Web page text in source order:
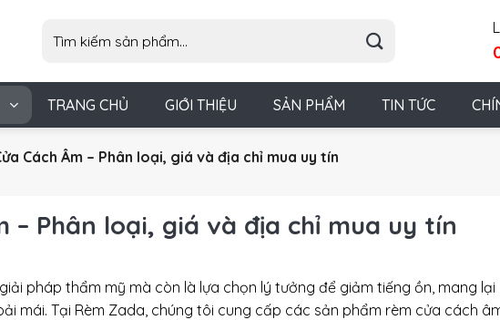
kiếm:
TRANG CHỦ GIỚI THIỆU SẢN PHẨM TIN TỨC
Cách Âm – Phân loại, giá và địa chỉ mua uy tín
– Phân loại, giá và địa chỉ mua uy tín
pháp thẩm mỹ mà còn là lựa chọn lý tưởng để giảm tiếng ồn, mang lại
mái. Tại Rèm Zada , chúng tôi cung cấp các sản phẩm rèm cửa cách